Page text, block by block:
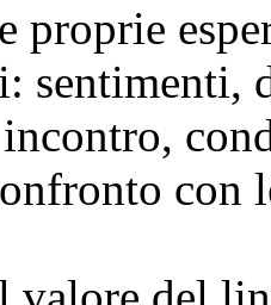
proprie
sentimenti,
con